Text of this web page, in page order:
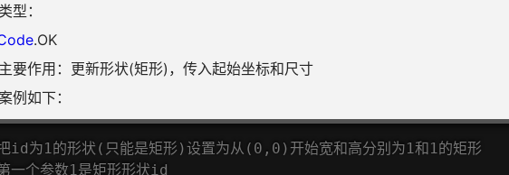
型：
.OK
要作用：更新形状(矩形)，传入起始坐标和尺寸
例如下：
id为1的形状(只能是矩形)设置为从(0,0)开始宽和高分别为1和1的矩形
一个参数1是矩形形状id